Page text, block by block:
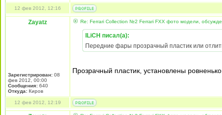
12 фев 2012, 12:16
Zayatz
Зарегистрирован: 08
фев 2012, 00:00
Сообщения: 640
Откуда: Киров
Re: Ferrari Collection №2 Ferrari FXX фото модели,
ILiCH писал(а):
Передние фары прозрачный пластик или
Прозрачный пластик, установлены
12 фев 2012, 12:19